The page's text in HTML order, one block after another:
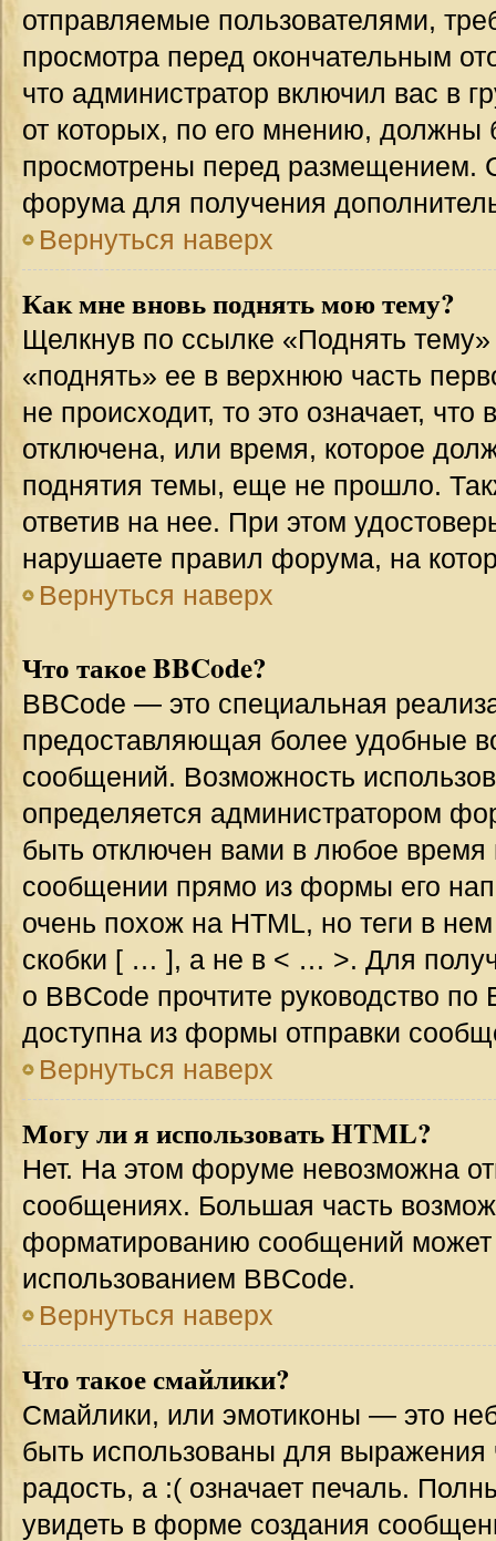
отправляемые пользователями,
просмотра перед окончательным
что администратор включил вас в
от которых, по его мнению, должны
просмотрены перед размещением.
форума для получения
Вернуться наверх
Как мне вновь поднять мою тему?
Щелкнув по ссылке «Поднять
«поднять» ее в верхнюю часть
не происходит, то это означает,
отключена, или время, которое
поднятия темы, еще не прошло.
ответив на нее. При этом
нарушаете правил форума, на
Вернуться наверх
Что такое BBCode?
BBCode — это специальная
предоставляющая более удобные
сообщений. Возможность
определяется администратором
быть отключен вами в любое
сообщении прямо из формы его
очень похож на HTML, но теги в
скобки [ … ], а не в < … >. Для
о BBCode прочтите руководство
доступна из формы отправки
Вернуться наверх
Могу ли я использовать HTML?
Нет. На этом форуме невозможна
сообщениях. Большая часть
форматированию сообщений может
использованием BBCode.
Вернуться наверх
Что такое смайлики?
Смайлики, или эмотиконы — это
быть использованы для выражения
радость, а :( означает печаль.
увидеть в форме создания